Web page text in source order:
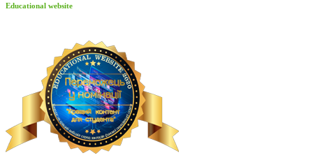
Educational website